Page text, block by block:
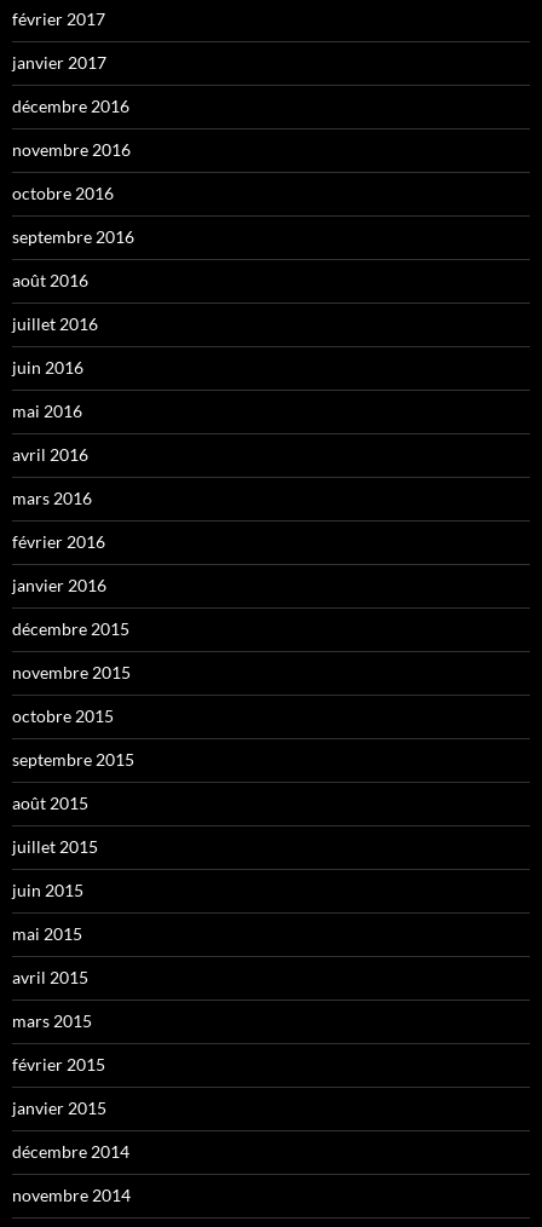
février 2017
janvier 2017
décembre 2016
novembre 2016
octobre 2016
septembre 2016
août 2016
juillet 2016
juin 2016
mai 2016
avril 2016
mars 2016
février 2016
janvier 2016
décembre 2015
novembre 2015
octobre 2015
septembre 2015
août 2015
juillet 2015
juin 2015
mai 2015
avril 2015
mars 2015
février 2015
janvier 2015
décembre 2014
novembre 2014